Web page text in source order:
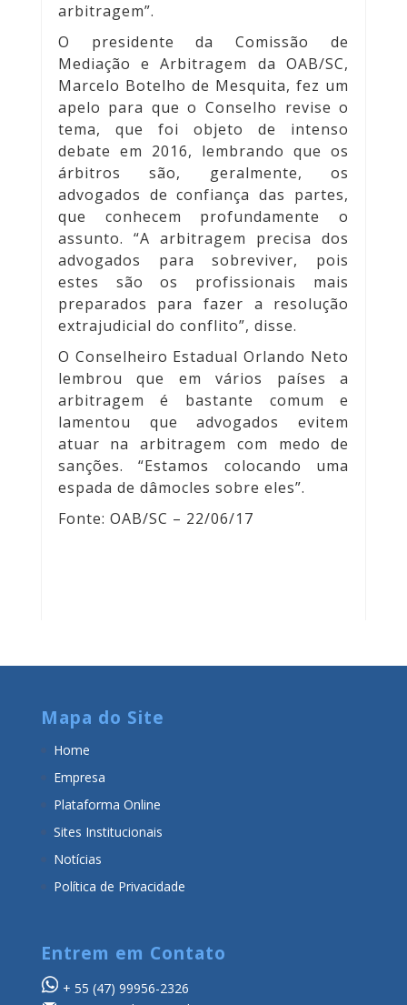
arbitragem”.
O presidente da Comissão de
Mediação e Arbitragem da OAB/SC,
Marcelo Botelho de Mesquita, fez um
apelo para que o Conselho revise o
tema, que foi objeto de intenso
debate em 2016, lembrando que os
árbitros são, geralmente, os
advogados de confiança das partes,
que conhecem profundamente o
assunto. “A arbitragem precisa dos
advogados para sobreviver, pois
estes são os profissionais mais
preparados para fazer a resolução
extrajudicial do conflito”, disse.
O Conselheiro Estadual Orlando Neto
lembrou que em vários países a
arbitragem é bastante comum e
lamentou que advogados evitem
atuar na arbitragem com medo de
sanções. “Estamos colocando uma
espada de dâmocles sobre eles”.
Fonte: OAB/SC – 22/06/17
Mapa do Site
Home
Empresa
Plataforma Online
Sites Institucionais
Notícias
Política de Privacidade
Entrem em Contato
+ 55 (47) 99956-2326